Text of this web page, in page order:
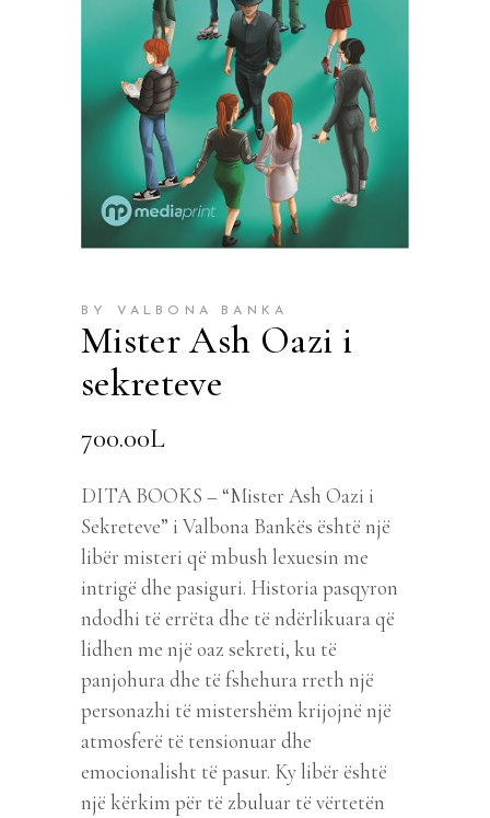
BY VALBONA BANKA
Mister Ash Oazi i
sekreteve
700.00L
DITA BOOKS – “Mister Ash Oazi i
Sekreteve” i Valbona Bankës është një
libër misteri që mbush lexuesin me
intrigë dhe pasiguri. Historia pasqyron
ndodhi të errëta dhe të ndërlikuara që
lidhen me një oaz sekreti, ku të
panjohura dhe të fshehura rreth një
personazhi të mistershëm krijojnë një
atmosferë të tensionuar dhe
emocionalisht të pasur. Ky libër është
një kërkim për të zbuluar të vërtetën